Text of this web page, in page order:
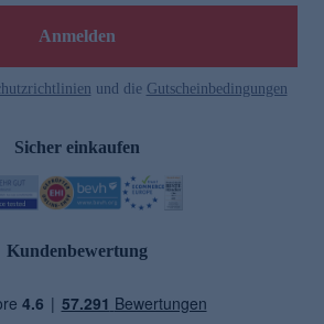
Anmelden
und die Gutscheinbedingungen
Sicher einkaufen
Kundenbewertung